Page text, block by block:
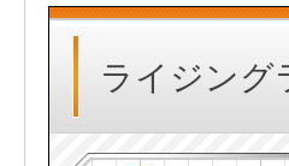
ライジング